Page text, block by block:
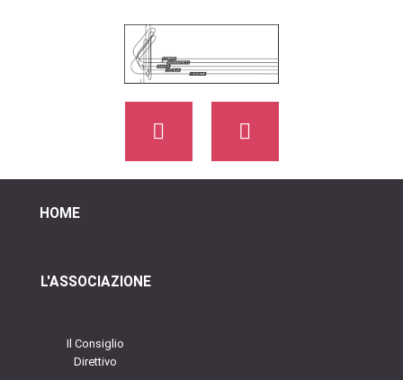
HOME
L'ASSOCIAZIONE
Il Consiglio
Direttivo